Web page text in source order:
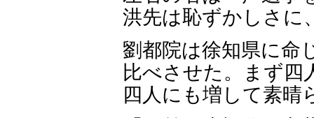
洪先は恥ずかしさに
劉都院は徐知県に命
比べさせた。まず四
四人にも増して素晴